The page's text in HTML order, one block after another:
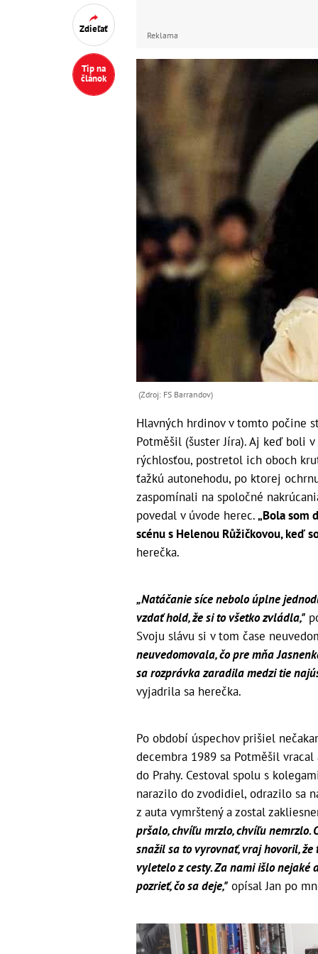
Zdieľať
Tip na
článok
Reklama
(Zdroj: FS Barrandov)
Hlavných hrdinov v tomto počine
Potměšil (šuster Jíra). Aj keď boli
rýchlosťou, postretol ich oboch
ťažkú autonehodu, po ktorej
zaspomínali na spoločné
povedal v úvode herec.„Bola som
scénu s Helenou Růžičkovou, keď
herečka.
„Natáčanie síce nebolo úplne
vzdať hold, že si to všetko zvládla,"
Svoju slávu si v tom čase
neuvedomovala, čo pre mňa
sa rozprávka zaradila medzi tie
vyjadrila sa herečka.
Po období úspechov prišiel
decembra 1989 sa Potměšil
do Prahy. Cestoval spolu s
narazilo do zvodidiel, odrazilo sa
z auta vymrštený a zostal
pršalo, chvíľu mrzlo, chvíľu nemrzlo.
snažil sa to vyrovnať, vraj hovoril,
vyletelo z cesty. Za nami išlo nejaké
pozrieť, čo sa deje," opísal Jan po